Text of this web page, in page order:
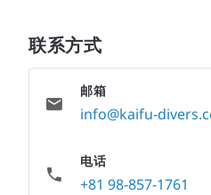
联系方式
邮箱
info@kaifu-
电话
+81 98-857-1761